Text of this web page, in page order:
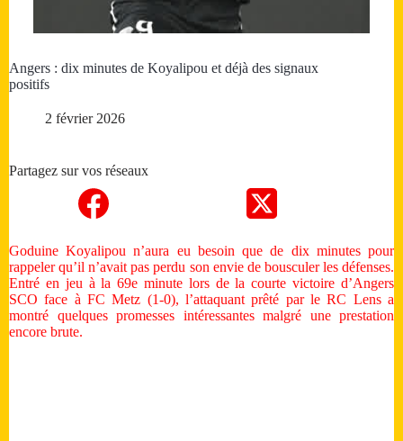
Angers : dix minutes de Koyalipou et déjà des signaux
positifs
2 février 2026
Partagez sur vos réseaux
Goduine Koyalipou n’aura eu besoin que de dix minutes pour
rappeler qu’il n’avait pas perdu son envie de bousculer les défenses.
Entré en jeu à la 69e minute lors de la courte victoire d’Angers
SCO face à FC Metz (1-0), l’attaquant prêté par le RC Lens a
montré quelques promesses intéressantes malgré une prestation
encore brute.